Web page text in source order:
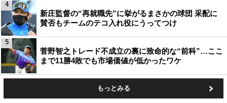
新庄監督の“再就職先”に挙がるまさかの球団 采配に
賛否もチームのテコ入れ役にうってつけ
4
菅野智之トレード不成立の裏に致命的な“前科”…ここ
まで11勝4敗でも市場価値が低かったワケ
5
もっとみる